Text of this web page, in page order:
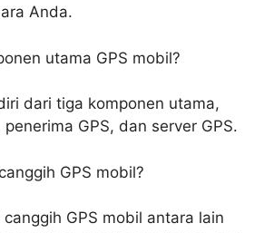
Anda.
utama GPS mobil?
dari tiga komponen utama,
GPS, dan server GPS.
GPS mobil?
GPS mobil antara lain